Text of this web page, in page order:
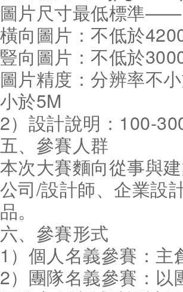
圖片尺寸最低標準——
橫向圖片：不低於
豎向圖片：不低於
圖片精度：分辨率不
小於5M
2）設計說明：100-
五、參賽人群
本次大賽麵向從事與
公司/設計師、企業設
品。
六、參賽形式
1）個人名義參賽：
2）團隊名義參賽：